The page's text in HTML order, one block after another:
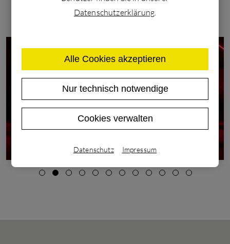
Datenschutzerklärung
Alle Cookies akzeptieren
Nur technisch notwendige
Cookies verwalten
Datenschutz Impressum